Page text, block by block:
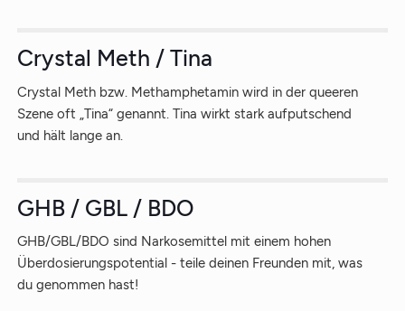
Crystal Meth / Tina
Crystal Meth bzw. Methamphetamin wird in der queeren
Szene oft „Tina“ genannt. Tina wirkt stark aufputschend
und hält lange an.
GHB / GBL / BDO
GHB/GBL/BDO sind Narkosemittel mit einem hohen
Überdosierungspotential - teile deinen Freunden mit, was
du genommen hast!